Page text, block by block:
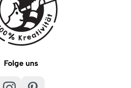
Folge uns